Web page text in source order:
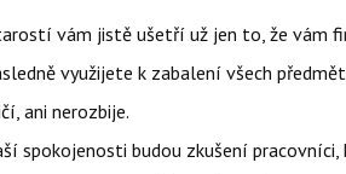
vám jistě ušetří už jen to, že vám
využijete k zabalení všech
ani nerozbije.
spokojenosti budou zkušení